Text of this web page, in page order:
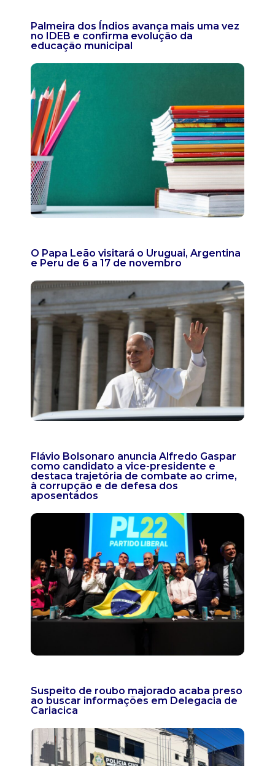
Palmeira dos Índios avança mais uma vez
no IDEB e confirma evolução da
educação municipal
O Papa Leão visitará o Uruguai, Argentina
e Peru de 6 a 17 de novembro
Flávio Bolsonaro anuncia Alfredo Gaspar
como candidato a vice-presidente e
destaca trajetória de combate ao crime,
à corrupção e de defesa dos
aposentados
Suspeito de roubo majorado acaba preso
ao buscar informações em Delegacia de
Cariacica